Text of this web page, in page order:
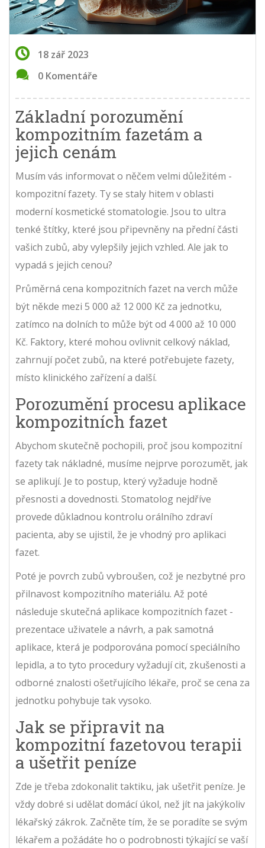
18 zář 2023
0 Komentáře
Základní porozumění
kompozitním fazetám a
jejich cenám
Musím vás informovat o něčem velmi důležitém -
kompozitní fazety. Ty se staly hitem v oblasti
moderní kosmetické stomatologie. Jsou to ultra
tenké štítky, které jsou připevněny na přední části
vašich zubů, aby vylepšily jejich vzhled. Ale jak to
vypadá s jejich cenou?
Průměrná cena kompozitních fazet na verch může
být někde mezi 5 000 až 12 000 Kč za jednotku,
zatímco na dolních to může být od 4 000 až 10 000
Kč. Faktory, které mohou ovlivnit celkový náklad,
zahrnují počet zubů, na které potřebujete fazety,
místo klinického zařízení a další.
Porozumění procesu aplikace
kompozitních fazet
Abychom skutečně pochopili, proč jsou kompozitní
fazety tak nákladné, musíme nejprve porozumět, jak
se aplikují. Je to postup, který vyžaduje hodně
přesnosti a dovednosti. Stomatolog nejdříve
provede důkladnou kontrolu orálního zdraví
pacienta, aby se ujistil, že je vhodný pro aplikaci
fazet.
Poté je povrch zubů vybroušen, což je nezbytné pro
přilnavost kompozitního materiálu. Až poté
následuje skutečná aplikace kompozitních fazet -
prezentace uživatele a návrh, a pak samotná
aplikace, která je podporována pomocí speciálního
lepidla, a to tyto procedury vyžadují cit, zkušenosti a
odborné znalosti ošetřujícího lékaře, proč se cena za
jednotku pohybuje tak vysoko.
Jak se připravit na
kompozitní fazetovou terapii
a ušetřit peníze
Zde je třeba zdokonalit taktiku, jak ušetřit peníze. Je
vždy dobré si udělat domácí úkol, než jít na jakýkoliv
lékařský zákrok. Začněte tím, že se poradíte se svým
lékařem a požádáte ho o podrobnosti týkající se vaší